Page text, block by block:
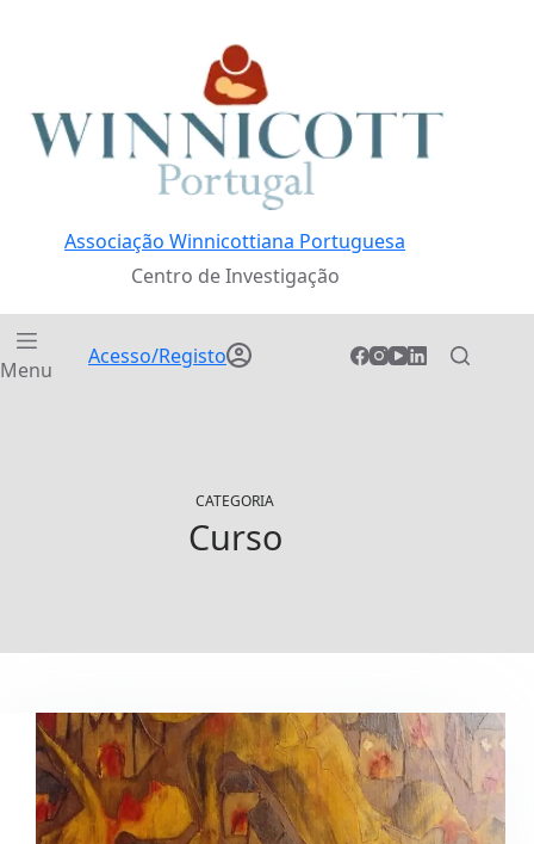
Associação Winnicottiana Portuguesa
Centro de Investigação
Menu
Acesso/Registo
CATEGORIA
Curso